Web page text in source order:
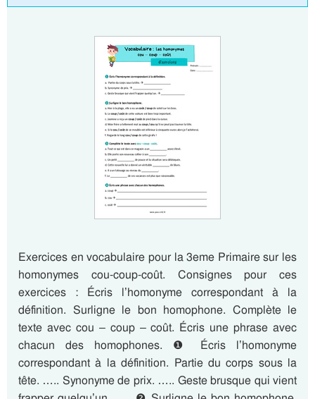
Exercices en vocabulaire pour la 3eme Primaire sur les
homonymes cou-coup-coût. Consignes pour ces
exercices : Écris l’homonyme correspondant à la
définition. Surligne le bon homophone. Complète le
texte avec cou – coup – coût. Écris une phrase avec
chacun des homophones. ❶ Écris l’homonyme
correspondant à la définition. Partie du corps sous la
tête. ….. Synonyme de prix. ….. Geste brusque qui vient